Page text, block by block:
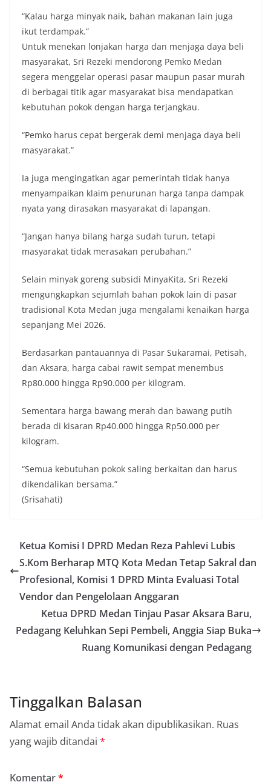
sekaligus menyampaikan pesan-pesan
kamtibmas. Kehadiran petugas disambut baik
oleh warga, yang sebagian besar tengah bersiap
menyambut momentum HUT Kemerdekaan RI
dengan berbagai persiapan di lingkungan
masing-masing.‎Dalam dialog yang berlangsung
akrab, Bhabinkamtibmas menyapa warga,
menanyakan kondisi keamanan dan kenyamanan
lingkungan tempat tinggal, serta membuka ruang
menyampaikan keluhan maupun informasi terkait
situasi kamtibmas di sekitar mereka.‎‎‎Salah satu
sambang ini adalah imbauan kepada warga untuk
memasang bendera Merah Putih secara penuh,
bukan setengah tiang, sebagai bentuk
penghormatan dan rasa cinta tanah air
Petugas mengingatkan bahwa pemasangan
bendera dengan benar merupakan salah satu
wujud nyata partisipasi masyarakat dalam
Indonesia.‎‎”Kami mengimbau kepada seluruh
warga agar mulai mempersiapkan dan memasang
bendera Merah Putih di depan rumah masing-
masing secara penuh. Ini adalah bentuk
penghormatan kita bersama terhadap
kemerdekaan,” ujar Aiptu Muliyadi Suraukur saat
berdialog dengan warga.‎‎Ia juga menambahkan
agar warga memperhatikan kondisi bendera yang
keadaan bersih, tidak sobek, dan layak untuk
dikibarkan sebagai simbol kehormatan
negara.‎‎‎Selain menyampaikan imbauan terkait
bendera, kegiatan sambang DDS ini juga
warning) guna mengantisipasi potensi gangguan
keamanan dan ketertiban masyarakat
(Kamtibmas) di lingkungan tempat tinggal warga.
Melalui interaksi langsung tersebut,
maupun hal-hal yang dapat mengganggu
kondusivitas wilayah, khususnya menjelang
perayaan HUT Kemerdekaan RI yang biasanya
diwarnai dengan berbagai kegiatan dan
keramaian warga.‎‎Dengan adanya deteksi dini ini,
diharapkan potensi gangguan keamanan dapat
diantisipasi sejak awal sehingga situasi di
Kelurahan Sunggal tetap terjaga aman, tertib,
dan kondusif hingga puncak perayaan HUT
Kemerdekaan RI berlangsung.‎‎Wujud Kedekatan
mengedepankan kehadiran dan kedekatan
personel Kepolisian dengan masyarakat. Melalui
kegiatan semacam ini, Bhabinkamtibmas tidak
hanya berperan sebagai penyampai informasi
dan imbauan, tetapi juga sebagai mitra
“Kalau harga minyak naik, bahan makanan lain juga
ikut terdampak.”
Untuk menekan lonjakan harga dan menjaga daya beli
masyarakat, Sri Rezeki mendorong Pemko Medan
segera menggelar operasi pasar maupun pasar murah
di berbagai titik agar masyarakat bisa mendapatkan
kebutuhan pokok dengan harga terjangkau.
“Pemko harus cepat bergerak demi menjaga daya beli
masyarakat.”
Ia juga mengingatkan agar pemerintah tidak hanya
menyampaikan klaim penurunan harga tanpa dampak
nyata yang dirasakan masyarakat di lapangan.
“Jangan hanya bilang harga sudah turun, tetapi
masyarakat tidak merasakan perubahan.”
Selain minyak goreng subsidi MinyaKita, Sri Rezeki
mengungkapkan sejumlah bahan pokok lain di pasar
tradisional Kota Medan juga mengalami kenaikan harga
sepanjang Mei 2026.
Berdasarkan pantauannya di Pasar Sukaramai, Petisah,
dan Aksara, harga cabai rawit sempat menembus
Rp80.000 hingga Rp90.000 per kilogram.
Sementara harga bawang merah dan bawang putih
berada di kisaran Rp40.000 hingga Rp50.000 per
kilogram.
“Semua kebutuhan pokok saling berkaitan dan harus
dikendalikan bersama.”
(Srisahati)
Ketua Komisi I DPRD Medan Reza Pahlevi Lubis
S.Kom Berharap MTQ Kota Medan Tetap Sakral dan
Profesional, Komisi 1 DPRD Minta Evaluasi Total
Vendor dan Pengelolaan Anggaran
Ketua DPRD Medan Tinjau Pasar Aksara Baru,
Pedagang Keluhkan Sepi Pembeli, Anggia Siap Buka
Ruang Komunikasi dengan Pedagang
Tinggalkan Balasan
Alamat email Anda tidak akan dipublikasikan. Ruas
yang wajib ditandai *
Komentar*